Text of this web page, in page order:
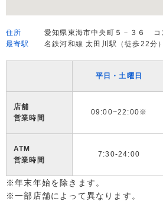
住所
愛知県東海市中央町５－３６ コ
最寄駅
名鉄河和線 太田川駅（徒歩22分）
平日・土曜日
店舗
営業時間
09:00~22:00※
ATM
営業時間
7:30-24:00
※年末年始を除きます。
※一部店舗によって異なります。